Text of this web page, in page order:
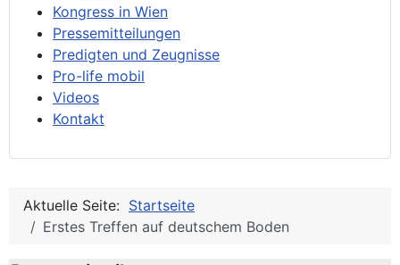
Kongress in Wien
Pressemitteilungen
Predigten und Zeugnisse
Pro-life mobil
Videos
Kontakt
Aktuelle Seite: Startseite
Erstes Treffen auf deutschem Boden